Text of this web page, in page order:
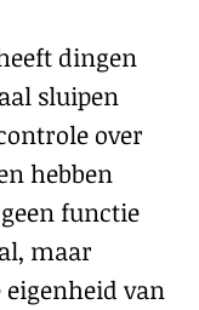
dingen
sluipen
over
hebben
functie
maar
eigenheid van